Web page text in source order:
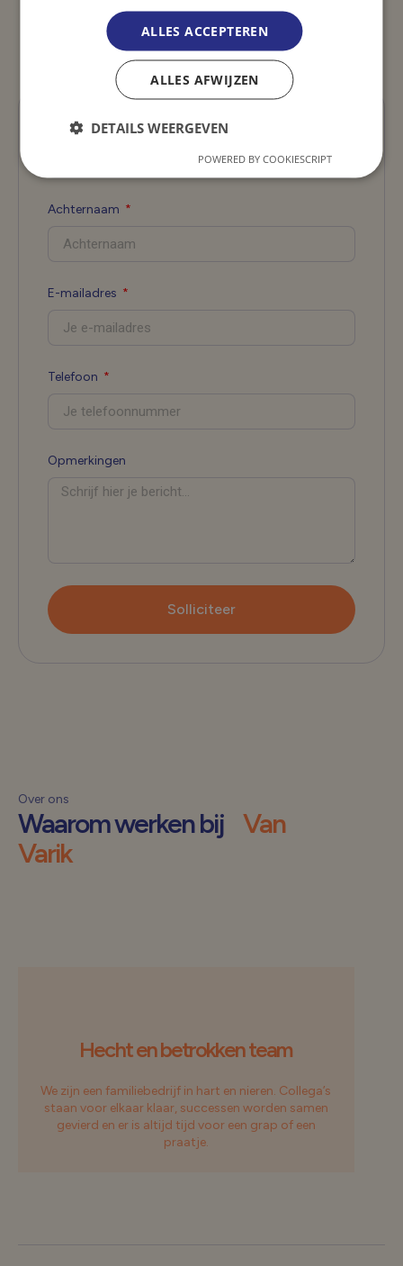
Reiskostenvergoeding woon-werk
Voornaam
Achternaam
E-mailadres
Telefoon
Opmerkingen
Solliciteer
Over ons
Waarom werken bij Van
Varik
Hecht en betrokken team
We zijn een familiebedrijf in hart en nieren. Collega’s
staan voor elkaar klaar, successen worden samen
gevierd en er is altijd tijd voor een grap of een
praatje.
ALLES ACCEPTEREN
ALLES AFWIJZEN
DETAILS WEERGEVEN
POWERED BY COOKIESCRIPT